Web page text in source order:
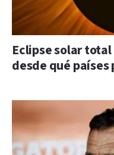
Eclipse solar
desde qué